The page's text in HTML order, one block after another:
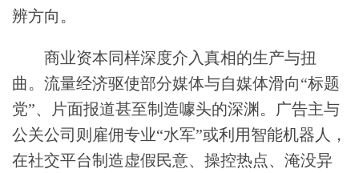
辨方向。
商业资本同样深度介入真相的生产与扭
曲。流量经济驱使部分媒体与自媒体滑向“标题
党”、片面报道甚至制造噱头的深渊。广告主与
公关公司则雇佣专业“水军”或利用智能机器人，
在社交平台制造虚假民意、操控热点、淹没异